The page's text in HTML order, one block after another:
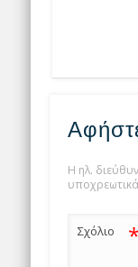
Η ηλ.
Σχόλιο *